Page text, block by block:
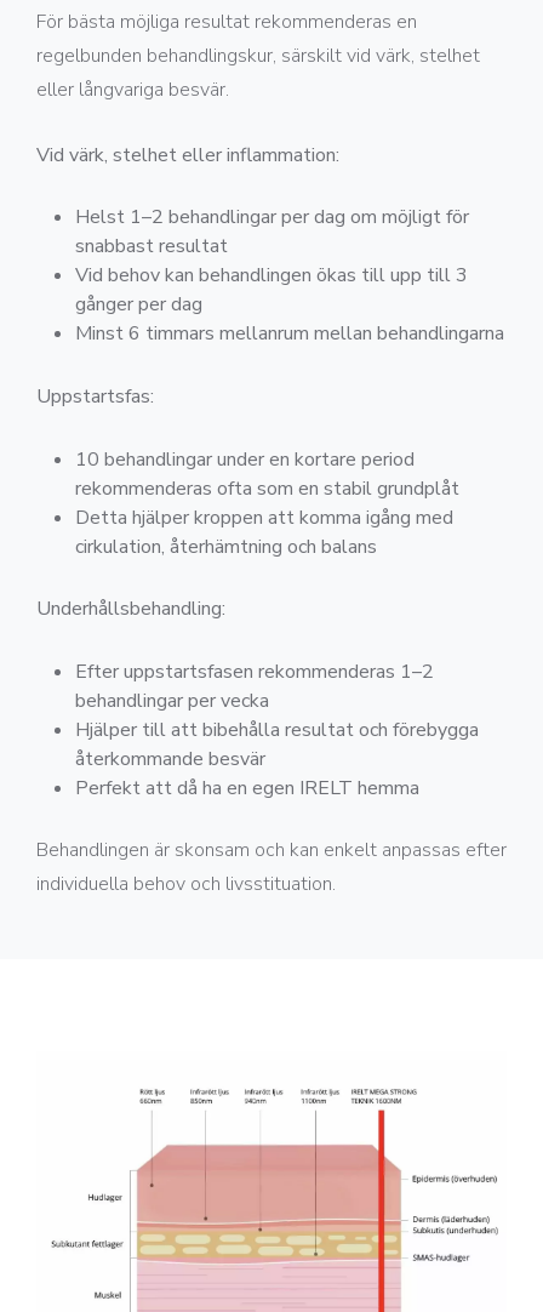
För bästa möjliga resultat rekommenderas en
regelbunden behandlingskur, särskilt vid värk, stelhet
eller långvariga besvär.
Vid värk, stelhet eller inflammation:
Helst 1–2 behandlingar per dag om möjligt för
snabbast resultat
Vid behov kan behandlingen ökas till upp till 3
gånger per dag
Minst 6 timmars mellanrum mellan behandlingarna
Uppstartsfas:
10 behandlingar under en kortare period
rekommenderas ofta som en stabil grundplåt
Detta hjälper kroppen att komma igång med
cirkulation, återhämtning och balans
Underhållsbehandling:
Efter uppstartsfasen rekommenderas 1–2
behandlingar per vecka
Hjälper till att bibehålla resultat och förebygga
återkommande besvär
Perfekt att då ha en egen IRELT hemma
Behandlingen är skonsam och kan enkelt anpassas efter
individuella behov och livsstituation.